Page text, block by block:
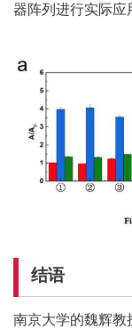
器阵列进行实际应
结语
南京大学的魏辉教